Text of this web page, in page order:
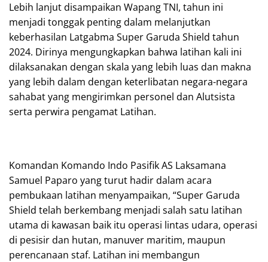
Lebih lanjut disampaikan Wapang TNI, tahun ini
menjadi tonggak penting dalam melanjutkan
keberhasilan Latgabma Super Garuda Shield tahun
2024. Dirinya mengungkapkan bahwa latihan kali ini
dilaksanakan dengan skala yang lebih luas dan makna
yang lebih dalam dengan keterlibatan negara-negara
sahabat yang mengirimkan personel dan Alutsista
serta perwira pengamat Latihan.
Komandan Komando Indo Pasifik AS Laksamana
Samuel Paparo yang turut hadir dalam acara
pembukaan latihan menyampaikan, “Super Garuda
Shield telah berkembang menjadi salah satu latihan
utama di kawasan baik itu operasi lintas udara, operasi
di pesisir dan hutan, manuver maritim, maupun
perencanaan staf. Latihan ini membangun